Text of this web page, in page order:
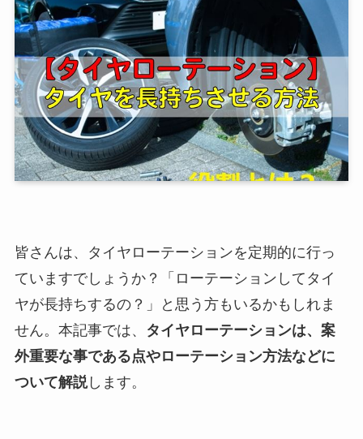
皆さんは、タイヤローテーションを定期的に行っ
ていますでしょうか？「ローテーションしてタイ
ヤが長持ちするの？」と思う方もいるかもしれま
せん。本記事では、
タイヤローテーションは、案
外重要な事である点やローテーション方法などに
ついて解説します。